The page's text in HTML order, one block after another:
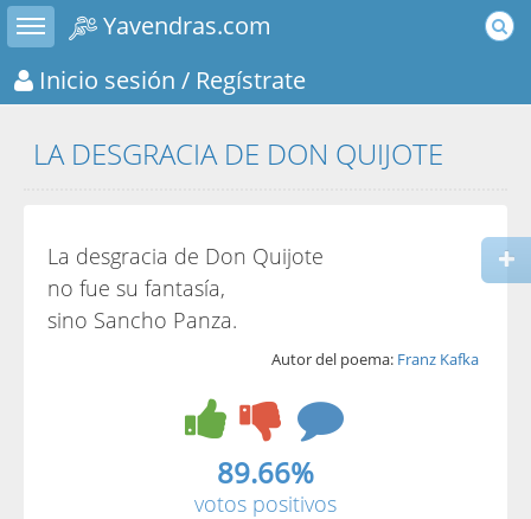
Toggle sidebar
Yavendras.com
Inicio sesión / Regístrate
LA DESGRACIA DE DON QUIJOTE
La desgracia de Don Quijote
no fue su fantasía,
sino Sancho Panza.
Autor del poema: Franz Kafka
89.66%
votos positivos